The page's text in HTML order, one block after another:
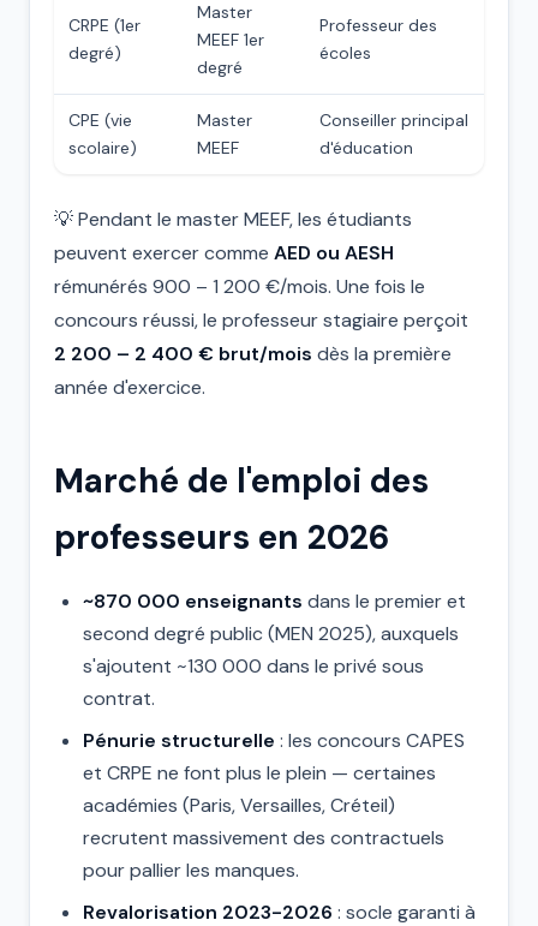
CRPE (1er
degré)
Master
MEEF 1er
degré
Professeur des
écoles
CPE (vie
scolaire)
Master
MEEF
Conseiller principal
d'éducation
💡 Pendant le master MEEF, les étudiants
peuvent exercer comme AED ou AESH
rémunérés 900 – 1 200 €/mois. Une fois le
concours réussi, le professeur stagiaire perçoit
2 200 – 2 400 € brut/mois dès la première
année d'exercice.
Marché de l'emploi des
professeurs en 2026
~870 000 enseignants dans le premier et
second degré public (MEN 2025), auxquels
s'ajoutent ~130 000 dans le privé sous
contrat.
Pénurie structurelle : les concours CAPES
et CRPE ne font plus le plein — certaines
académies (Paris, Versailles, Créteil)
recrutent massivement des contractuels
pour pallier les manques.
Revalorisation 2023-2026 : socle garanti à